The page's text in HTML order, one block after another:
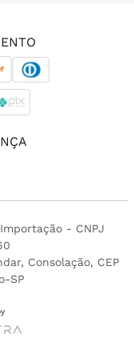
- CNPJ
Consolação, CEP
SP